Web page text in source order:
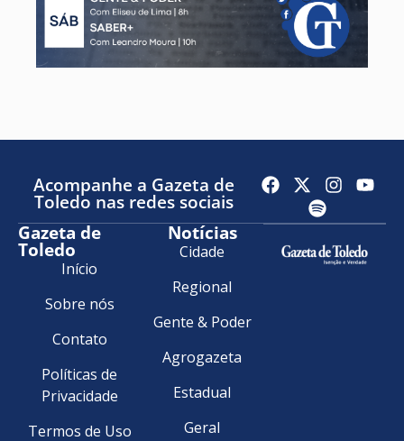
Acompanhe a Gazeta de
Toledo nas redes sociais
Gazeta de
Toledo
Início
Sobre nós
Contato
Políticas de
Privacidade
Termos de Uso
Notícias
Cidade
Regional
Gente & Poder
Agrogazeta
Estadual
Geral